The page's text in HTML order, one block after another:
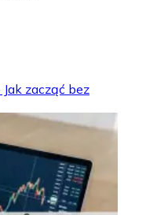
zacząć bez